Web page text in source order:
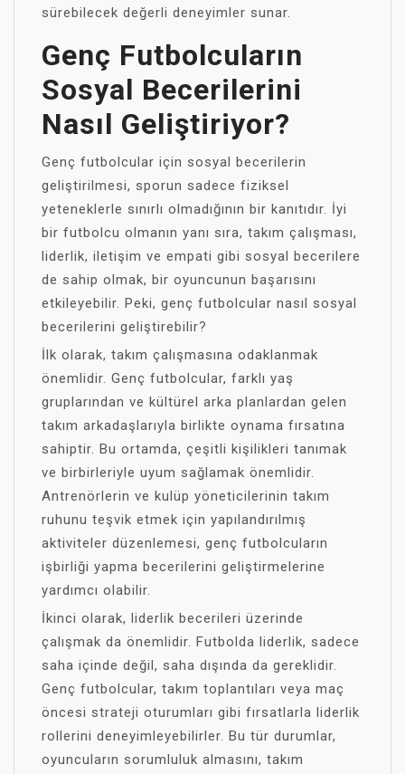
sürebilecek değerli deneyimler sunar.
Genç Futbolcuların
Sosyal Becerilerini
Nasıl Geliştiriyor?
Genç futbolcular için sosyal becerilerin
geliştirilmesi, sporun sadece fiziksel
yeteneklerle sınırlı olmadığının bir kanıtıdır. İyi
bir futbolcu olmanın yanı sıra, takım çalışması,
liderlik, iletişim ve empati gibi sosyal becerilere
de sahip olmak, bir oyuncunun başarısını
etkileyebilir. Peki, genç futbolcular nasıl sosyal
becerilerini geliştirebilir?
İlk olarak, takım çalışmasına odaklanmak
önemlidir. Genç futbolcular, farklı yaş
gruplarından ve kültürel arka planlardan gelen
takım arkadaşlarıyla birlikte oynama fırsatına
sahiptir. Bu ortamda, çeşitli kişilikleri tanımak
ve birbirleriyle uyum sağlamak önemlidir.
Antrenörlerin ve kulüp yöneticilerinin takım
ruhunu teşvik etmek için yapılandırılmış
aktiviteler düzenlemesi, genç futbolcuların
işbirliği yapma becerilerini geliştirmelerine
yardımcı olabilir.
İkinci olarak, liderlik becerileri üzerinde
çalışmak da önemlidir. Futbolda liderlik, sadece
saha içinde değil, saha dışında da gereklidir.
Genç futbolcular, takım toplantıları veya maç
öncesi strateji oturumları gibi fırsatlarla liderlik
rollerini deneyimleyebilirler. Bu tür durumlar,
oyuncuların sorumluluk almasını, takım